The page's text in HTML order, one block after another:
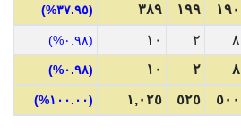
١٩٠ ١٩٩ ٣٨٩ (٣٧.٩٥%)
٨ ٢ ١٠ (٠.٩٨%)
٨ ٢ ١٠ (٠.٩٨%)
٥٠٠ ٥٢٥ ١,٠٢٥ (١٠٠.٠٠%)